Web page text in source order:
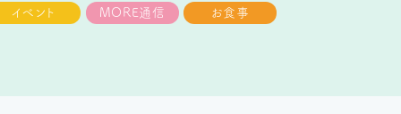
イベント MORE通信 お食事